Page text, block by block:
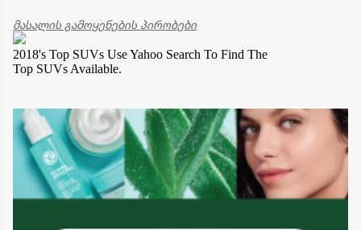
მასალის გამოყენების პირობები
2018's Top SUVs Use Yahoo Search To Find The
Top SUVs Available.